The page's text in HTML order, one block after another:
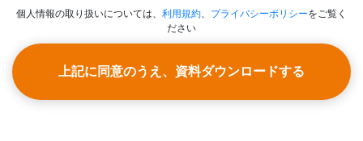
個人情報の取り扱いについては、 利用規約、 プライバシーポリシーをご覧く
ださい
上記に同意のうえ、資料ダウンロードする